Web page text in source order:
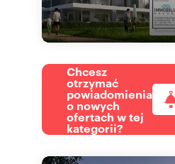
Chcesz
otrzymać
powiadomienia
o nowych
ofertach w tej
kategorii?